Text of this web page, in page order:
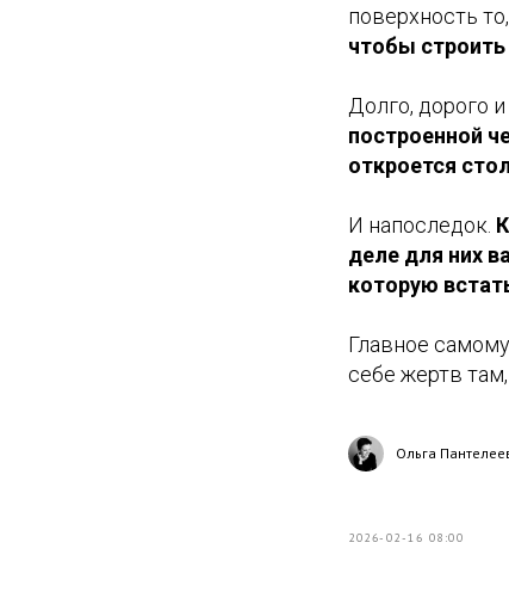
поверхность то,
чтобы
Долго, дорого
построенной
откроется
И напоследок.
деле для них
которую
Главное
себе жертв
Ольга
2026-02-16 08:00